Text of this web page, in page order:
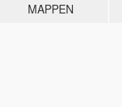
MAPPEN